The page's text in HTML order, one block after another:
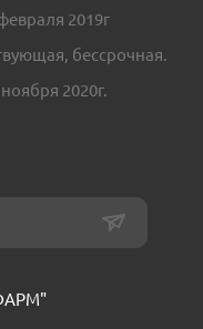
2019г
бессрочная.
2020г.